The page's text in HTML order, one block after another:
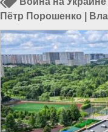
Пётр Порошенко
Украине